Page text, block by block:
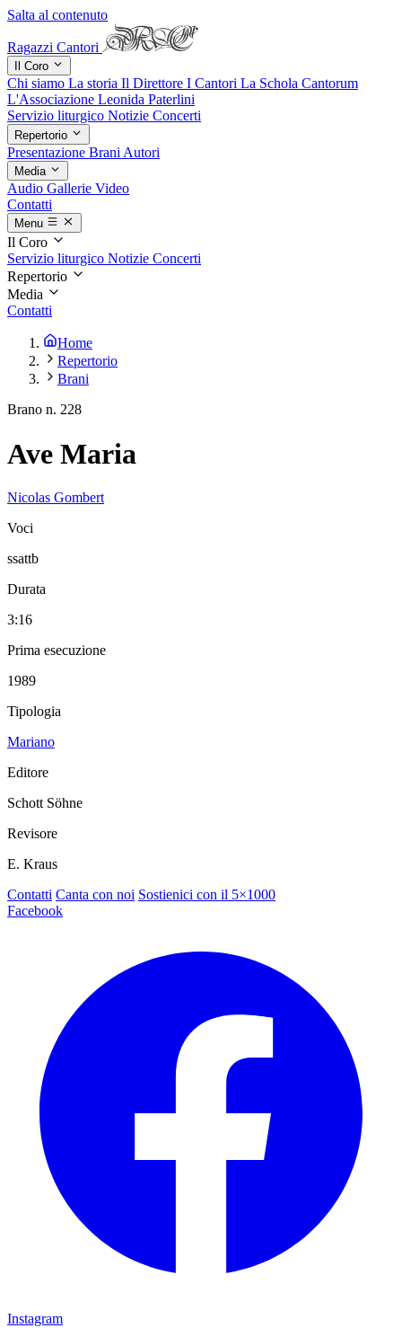
Salta al contenuto
Ragazzi Cantori
Il Coro
Chi siamo La storia Il Direttore I Cantori La Schola Cantorum
L'Associazione Leonida Paterlini
Servizio liturgico Notizie Concerti
Repertorio
Presentazione Brani Autori
Media
Audio Gallerie Video
Contatti
Menu
Il Coro
Servizio liturgico Notizie Concerti
Repertorio
Media
Contatti
Home
Repertorio
Brani
Brano n. 228
Ave Maria
Nicolas Gombert
Voci
ssattb
Durata
3:16
Prima esecuzione
1989
Tipologia
Mariano
Editore
Schott Söhne
Revisore
E. Kraus
Contatti Canta con noi Sostienici con il 5×1000
Facebook
Instagram